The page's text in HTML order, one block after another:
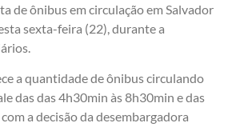
de ônibus em circulação em Salvador
sexta-feira (22), durante a
a quantidade de ônibus circulando
das das 4h30min às 8h30min e das
a decisão da desembargadora